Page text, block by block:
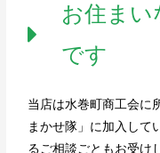
お住ま
です
当店は水巻町商工会に
まかせ隊」に加入して
るご相談ごともお受け